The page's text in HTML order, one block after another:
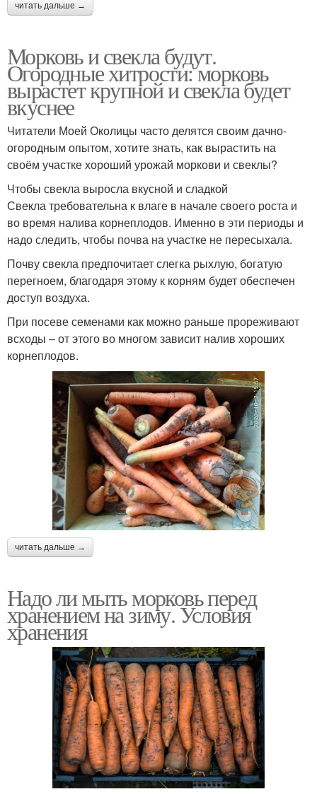
читать дальше →
Морковь и свекла будут.
Огородные хитрости: морковь
вырастет крупной и свекла будет
вкуснее
Читатели Моей Околицы часто делятся своим дачно-
огородным опытом, хотите знать, как вырастить на
своём участке хороший урожай моркови и свеклы?
Чтобы свекла выросла вкусной и сладкой
Свекла требовательна к влаге в начале своего роста и
во время налива корнеплодов. Именно в эти периоды и
надо следить, чтобы почва на участке не пересыхала.
Почву свекла предпочитает слегка рыхлую, богатую
перегноем, благодаря этому к корням будет обеспечен
доступ воздуха.
При посеве семенами как можно раньше прореживают
всходы – от этого во многом зависит налив хороших
корнеплодов.
читать дальше →
Надо ли мыть морковь перед
хранением на зиму. Условия
хранения